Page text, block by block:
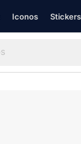
Iconos Stickers